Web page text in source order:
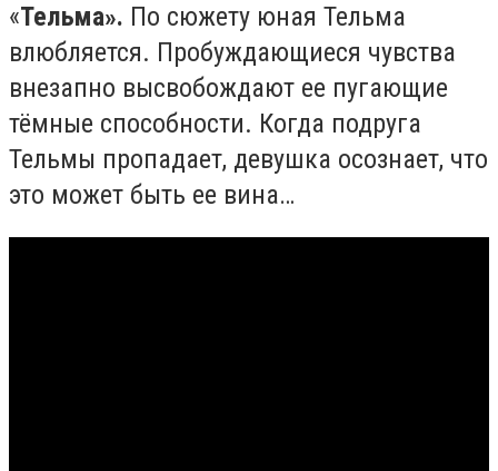
«Тельма». По сюжету юная Тельма
влюбляется. Пробуждающиеся чувства
внезапно высвобождают ее пугающие
тёмные способности. Когда подруга
Тельмы пропадает, девушка осознает, что
это может быть ее вина…